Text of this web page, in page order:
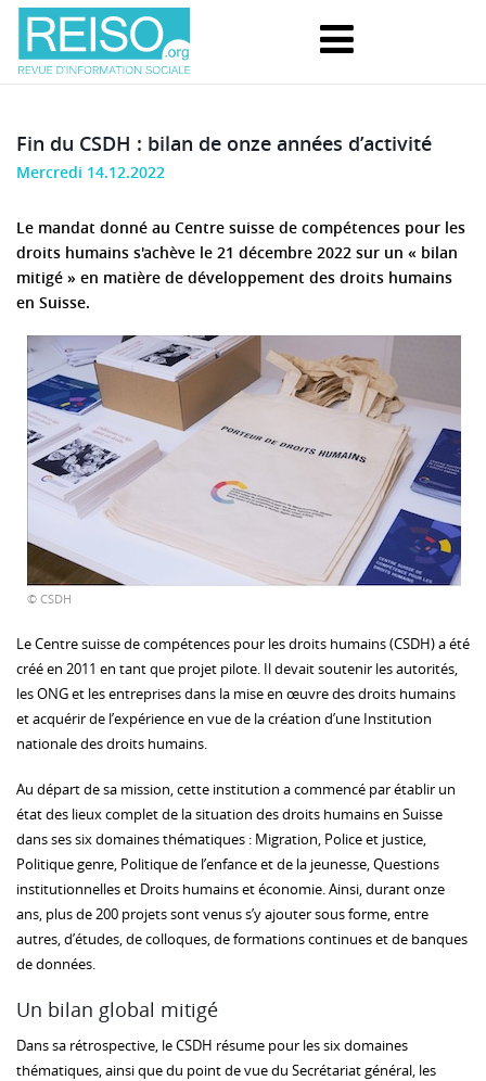
Fin du CSDH : bilan de onze années d’activité
Mercredi 14.12.2022
Le mandat donné au Centre suisse de compétences pour les
droits humains s'achève le 21 décembre 2022 sur un « bilan
mitigé » en matière de développement des droits humains
en Suisse.
© CSDH
Le Centre suisse de compétences pour les droits humains (CSDH) a été
créé en 2011 en tant que projet pilote. Il devait soutenir les autorités,
les ONG et les entreprises dans la mise en œuvre des droits humains
et acquérir de l’expérience en vue de la création d’une Institution
nationale des droits humains.
Au départ de sa mission, cette institution a commencé par établir un
état des lieux complet de la situation des droits humains en Suisse
dans ses six domaines thématiques : Migration, Police et justice,
Politique genre, Politique de l’enfance et de la jeunesse, Questions
institutionnelles et Droits humains et économie. Ainsi, durant onze
ans, plus de 200 projets sont venus s’y ajouter sous forme, entre
autres, d’études, de colloques, de formations continues et de banques
de données.
Un bilan global mitigé
Dans sa rétrospective, le CSDH résume pour les six domaines
thématiques, ainsi que du point de vue du Secrétariat général, les